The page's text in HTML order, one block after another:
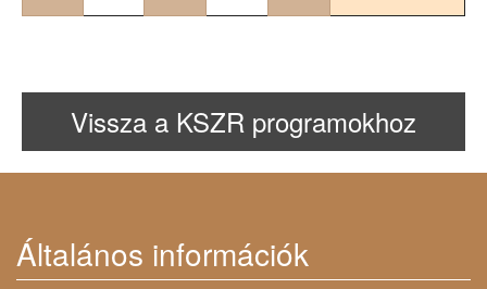
Vissza a KSZR programokhoz
Általános információk